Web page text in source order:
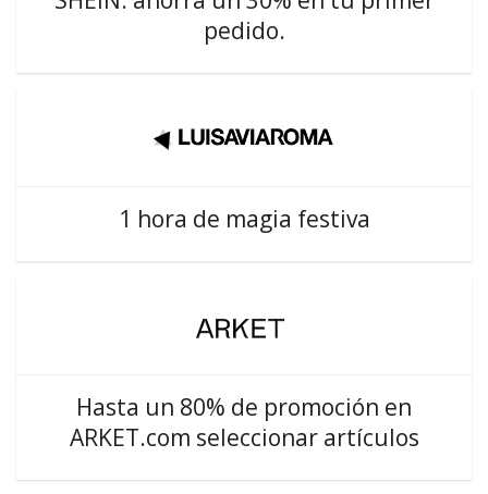
pedido.
1 hora de magia festiva
Hasta un 80% de promoción en
ARKET.com seleccionar artículos